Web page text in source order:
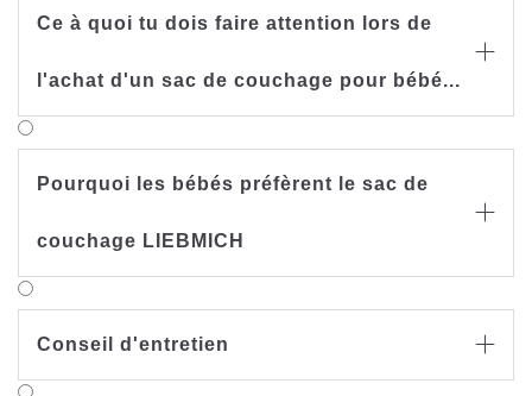
Ce à quoi tu dois faire attention lors de
l'achat d'un sac de couchage pour bébé...

Pourquoi les bébés préfèrent le sac de
couchage LIEBMICH

Conseil d'entretien 